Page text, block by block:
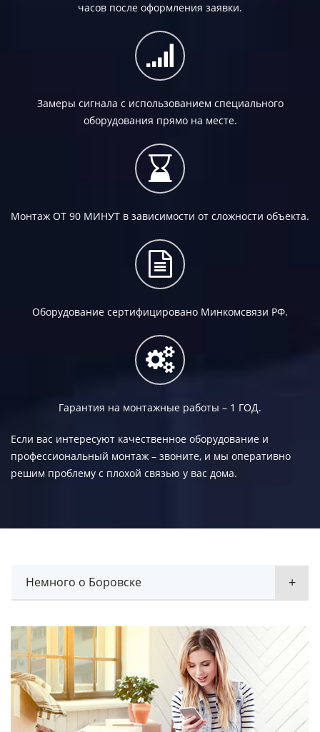
часов после оформления заявки.
Замеры сигнала с использованием специального
оборудования прямо на месте.
Монтаж ОТ 90 МИНУТ в зависимости от сложности объекта.
Оборудование сертифицировано Минкомсвязи РФ.
Гарантия на монтажные работы – 1 ГОД.
Если вас интересуют качественное оборудование и
профессиональный монтаж – звоните, и мы оперативно
решим проблему с плохой связью у вас дома.
Немного о Боровске